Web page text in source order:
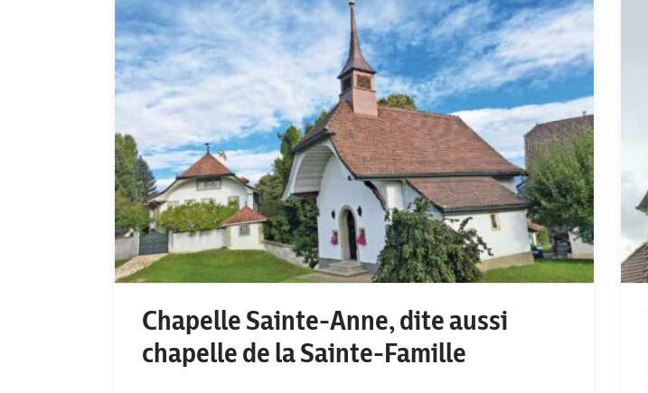
Chapelle Sainte-Anne, dite aussi
chapelle de la Sainte-Famille